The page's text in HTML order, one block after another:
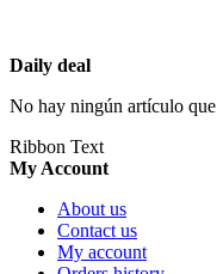
Daily deal
No hay ningún artículo que
Ribbon Text
My Account
About us
Contact us
My account